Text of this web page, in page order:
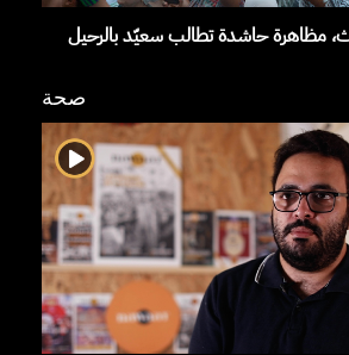
مظاهرة حاشدة تطالب سعيّد بالرحيل
صحة